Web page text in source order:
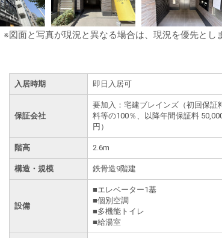
※図面と写真が現況と異なる場合は、現況を優先とし
入居時期 即日入居可
保証会社
要加入：宅建ブレインズ（初回保証
料等の100％、以降年間保証料
円）
階高 2.6m
構造・規模 鉄骨造9階建
設備
■エレベーター1基
■個別空調
■多機能トイレ
■給湯室